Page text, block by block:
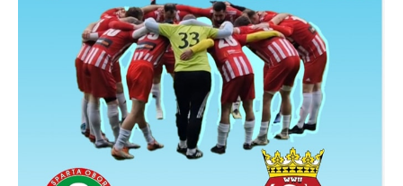
partnerami oraz innych dostawców usług. Firmy te działają
w charakterze pośredników prezentujących nasze treści w
postaci wiadomości, ofert, komunikatów mediów
społecznościowych.